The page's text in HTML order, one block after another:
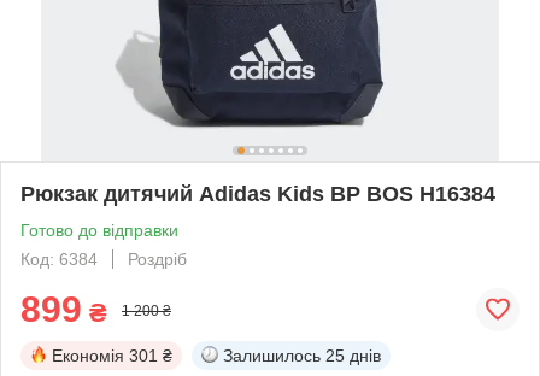
Рюкзак дитячий Adidas Kids BP BOS H16384
Готово до відправки
Код: 6384
Роздріб
899 ₴ 1 200 ₴
Економія 301 ₴ Залишилось 25 днів